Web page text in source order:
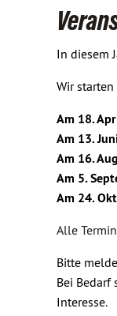
In diesem
Wir
Am 18.
Am 13.
Am 16.
Am 5.
Am 24.
Alle
Bitte
Bei Bedarf
Interesse.